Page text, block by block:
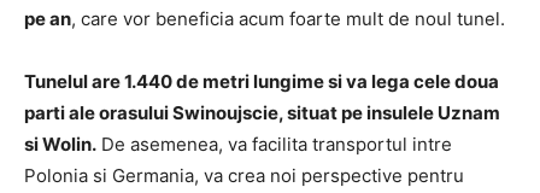
pe an, care vor beneficia acum foarte mult de noul tunel.
Tunelul are 1.440 de metri lungime si va lega cele doua
parti ale orasului Swinoujscie, situat pe insulele Uznam
si Wolin. De asemenea, va facilita transportul intre
Polonia si Germania, va crea noi perspective pentru